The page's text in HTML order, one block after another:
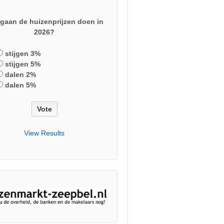
de huizenprijzen doen in
2026?
stijgen 3%
stijgen 5%
dalen 2%
dalen 5%
View Results